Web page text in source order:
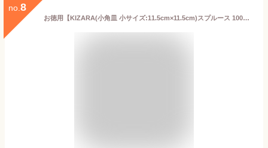
no. 8
お徳用【KIZARA(小角皿 小サイズ:11.5cm×11.5cm)スプルース 100枚入り】紙皿の様な木皿 パーティー 使い捨て キャンプ 食器 アウトドア 簡易皿 木製 皿 木 お皿 国産 木製 バーベキュー 角皿 桧 檜 四角 お供え 紙皿より良い